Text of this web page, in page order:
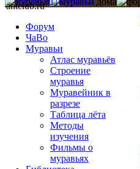
antclub.ru
Форум
ЧаВо
Муравьи
Атлас муравьёв
Строение
муравья
Муравейник в
разрезе
Таблица лёта
Методы
изучения
Фильмы о
муравьях